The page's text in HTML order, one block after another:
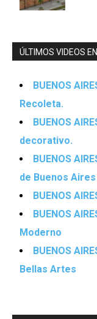
ÚLTIMOS VIDEOS
BUENOS
Recoleta.
BUENOS
decorativo.
BUENOS
de Buenos Aires
BUENOS
BUENOS
Moderno
BUENOS
Bellas Artes